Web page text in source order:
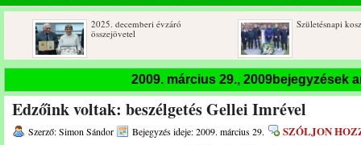
2025. decemberi évzáró
összejövetel
Születésnapi koszorúzások
2009. március 29., 2009bejegyzések
Edzőink voltak: beszélgetés Gellei Imrével
Szerző: Simon Sándor Bejegyzés ideje: 2009. március 29. SZÓLJON